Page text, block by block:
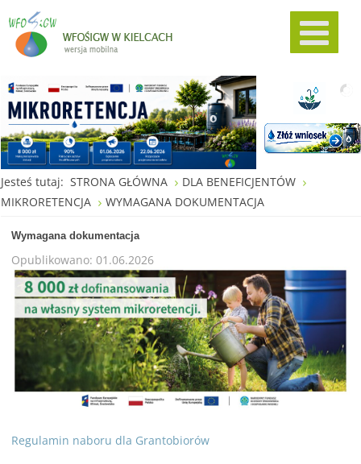
Jesteś tutaj: STRONA GŁÓWNA
DLA BENEFICJENTÓW
MIKRORETENCJA
WYMAGANA DOKUMENTACJA
Wymagana dokumentacja
Opublikowano: 01.06.2026
Regulamin naboru dla Grantobiorów